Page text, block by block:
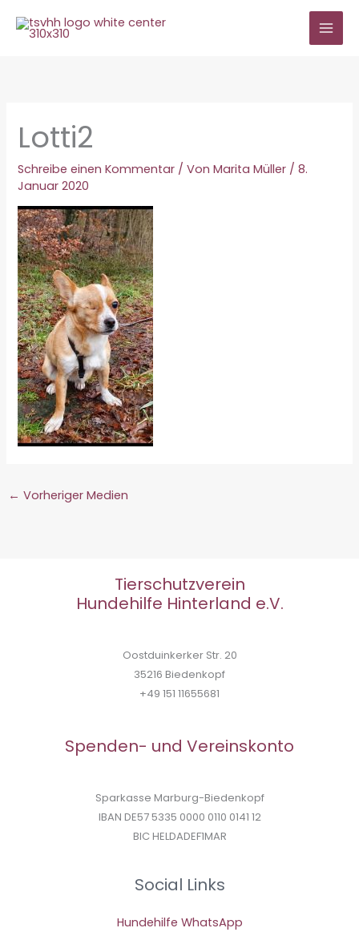
Inhalt
Lotti2
Schreibe einen Kommentar / VonMarita Müller /8.
Januar 2020
← Vorheriger Medien
Tierschutzverein
Hundehilfe Hinterland e.V.
Oostduinkerker Str. 20
35216 Biedenkopf
+49 151 11655681
Spenden- und Vereinskonto
Sparkasse Marburg-Biedenkopf
IBAN DE57 5335 0000 0110 0141 12
BIC HELDADEF1MAR
Social Links
Hundehilfe WhatsApp